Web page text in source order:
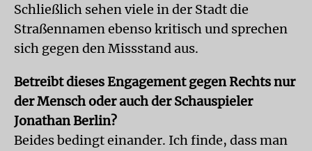
Schließlich sehen viele in der Stadt die
Straßennamen ebenso kritisch und sprechen
sich gegen den Missstand aus.
Betreibt dieses Engagement gegen Rechts nur
der Mensch oder auch der Schauspieler
Jonathan Berlin?
Beides bedingt einander. Ich finde, dass man